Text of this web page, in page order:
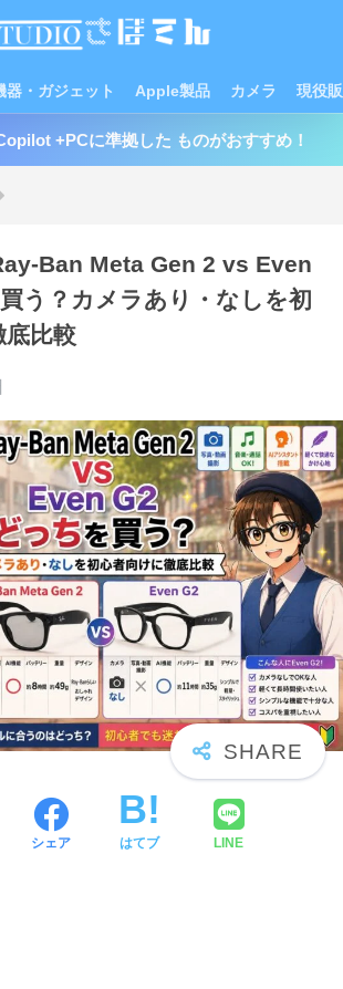
器・ガジェット Apple製品 カメラ 現役
+PCに準拠した ものがおすすめ！
Ban Meta Gen 2 vs Even
う？カメラあり・なしを初
底比較
シェア はてブ LINE